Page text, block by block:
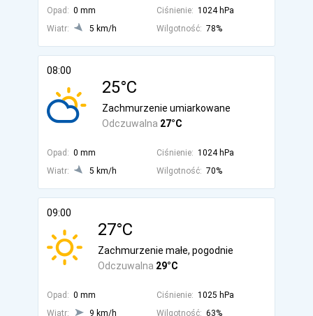
Opad: 0 mm Ciśnienie: 1024 hPa
Wiatr:
5 km/h Wilgotność: 78%
08:00
25°C
Odczuwalna 27°C
Zachmurzenie umiarkowane
Opad: 0 mm Ciśnienie: 1024 hPa
Wiatr:
5 km/h Wilgotność: 70%
09:00
27°C
Odczuwalna 29°C
Zachmurzenie małe, pogodnie
Opad: 0 mm Ciśnienie: 1025 hPa
Wiatr:
9 km/h Wilgotność: 63%